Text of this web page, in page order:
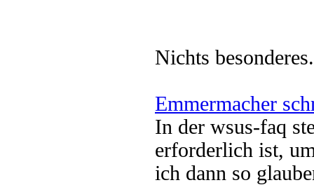
Nichts besonderes.
Emmermacher
In der wsus-faq
erforderlich ist,
ich dann so